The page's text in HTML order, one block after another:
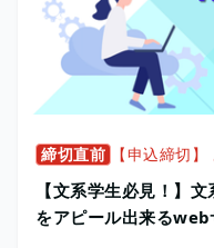
締切直前 【申込締切
【文系学生必見！】
をアピール出来るweb